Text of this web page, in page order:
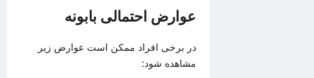
عوارض احتمالی بابونه
در برخی افراد ممکن است عوارض زیر
مشاهده شود: